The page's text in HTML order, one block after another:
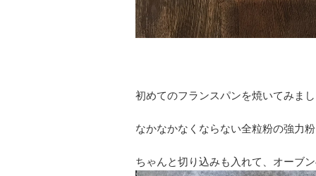
初めてのフランスパンを焼いてみま
なかなかなくならない全粒粉の強力
ちゃんと切り込みも入れて、オーブ